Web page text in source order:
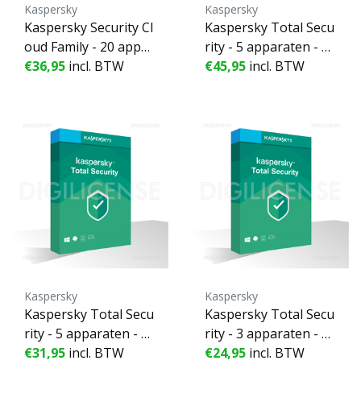
Kaspersky
Kaspersky Security Cl
oud Family - 20 appar
aten - 1 Jaar
€36,95 incl. BTW
Kaspersky
Kaspersky Total Secu
rity - 5 apparaten - 2 J
aren
€45,95 incl. BTW
Kaspersky
Kaspersky Total Secu
rity - 5 apparaten - 1 J
aar
€31,95 incl. BTW
Kaspersky
Kaspersky Total Secu
rity - 3 apparaten - 1 J
aar
€24,95 incl. BTW